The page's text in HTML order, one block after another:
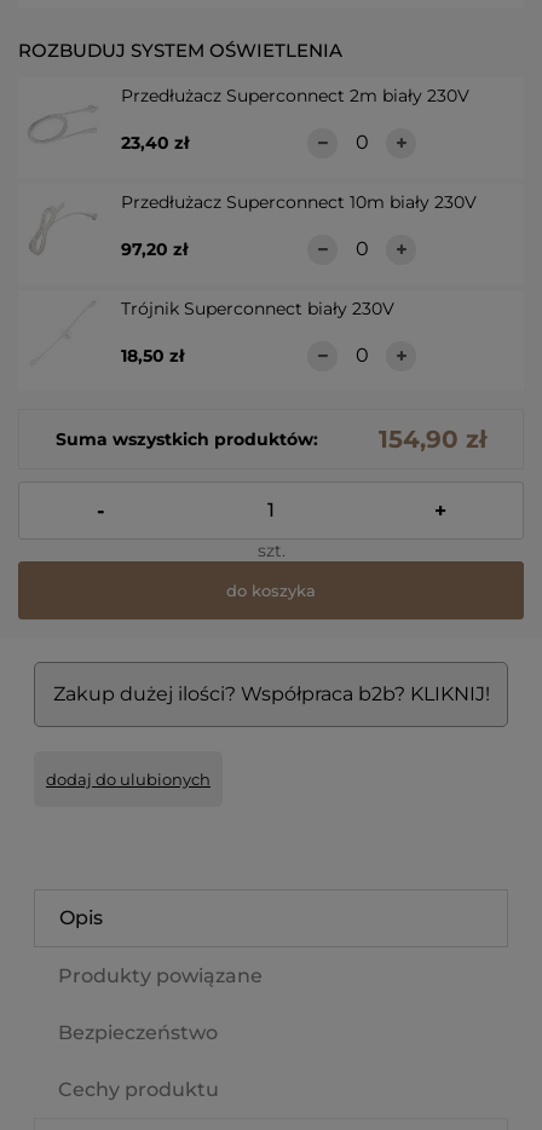
Suma wszystkich produktów: 154,90 zł
ROZBUDUJ SYSTEM OŚWIETLENIA
Przedłużacz Superconnect 2m biały 230V
23,40 zł
Trójnik Superconnect biały 230V
18,50 zł
Przedłużacz Superconnect 10m biały 230V
97,20 zł
- +
szt.
do koszyka
Zakup dużej ilości? Współpraca b2b? KLIKNIJ!
dodaj do ulubionych
Opis
Produkty powiązane
Bezpieczeństwo
Cechy produktu